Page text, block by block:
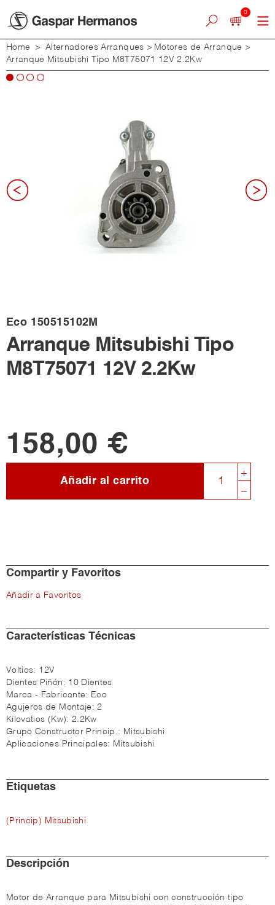
0
Home > Alternadores Arranques > Motores de Arranque >
Arranque Mitsubishi Tipo M8T75071 12V 2.2Kw
Eco 150515102M
Arranque Mitsubishi Tipo
M8T75071 12V 2.2Kw
158,00 €
Añadir al carrito
Compartir y Favoritos
Añadir a Favoritos
Características Técnicas
Voltios: 12V
Dientes Piñón: 10 Dientes
Marca - Fabricante: Eco
Agujeros de Montaje:2
Kilovatios (Kw): 2.2Kw
Grupo Constructor Princip.: Mitsubishi
Aplicaciones Principales: Mitsubishi
Etiquetas
(Princip) Mitsubishi
Descripción
Motor de Arranque para Mitsubishi con construcción tipo